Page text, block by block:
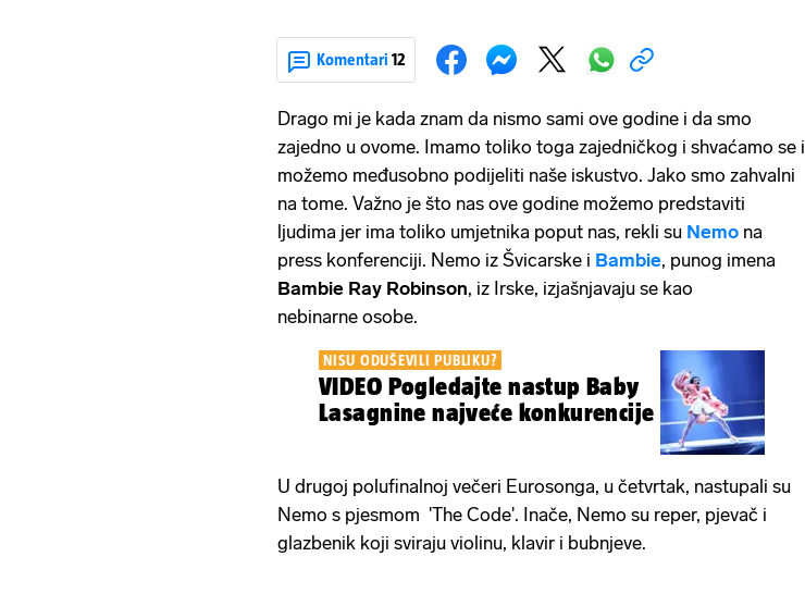
Komentari 12
Drago mi je kada znam da nismo sami ove godine i da smo
zajedno u ovome. Imamo toliko toga zajedničkog i shvaćamo se i
možemo međusobno podijeliti naše iskustvo. Jako smo zahvalni
na tome. Važno je što nas ove godine možemo predstaviti
ljudima jer ima toliko umjetnika poput nas, rekli su Nemo na
press konferenciji. Nemo iz Švicarske i Bambie, punog imena
Bambie Ray Robinson, iz Irske, izjašnjavaju se kao
nebinarne osobe.
NISU ODUŠEVILI PUBLIKU?
VIDEO Pogledajte nastup Baby
Lasagnine najveće konkurencije
U drugoj polufinalnoj večeri Eurosonga, u četvrtak, nastupali su
Nemo s pjesmom 'The Code'. Inače, Nemo su reper, pjevač i
glazbenik koji sviraju violinu, klavir i bubnjeve.